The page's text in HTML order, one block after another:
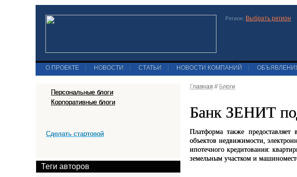
Регион: Выбрать регион
О ПРОЕКТЕ НОВОСТИ СТАТЬИ НОВОСТИ КОМПАНИЙ
Персональные блоги
Корпоративные блоги
Сделать стартовой
Теги авторов
Главная // Блоги
Банк ЗЕНИТ
Платформа также
объектов недвижимости,
ипотечного кредитования:
земельным участком и